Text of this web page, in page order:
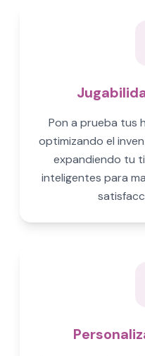
Pon a prueba tus
optimizando el
expandiendo tu
inteligentes para